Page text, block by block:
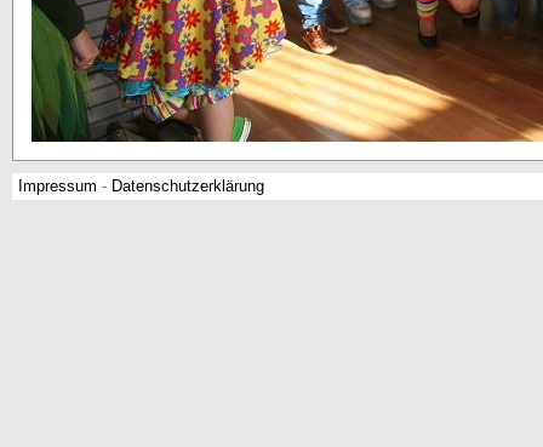
Impressum - Datenschutzerklärung